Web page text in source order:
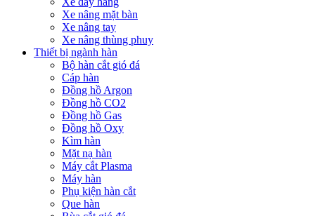
Xe nâng mặt bàn
Xe nâng tay
Xe nâng thùng phuy
Thiết bị ngành hàn
Bộ hàn cắt gió đá
Cáp hàn
Đồng hồ Argon
Đồng hồ CO2
Đồng hồ Gas
Đồng hồ Oxy
Kìm hàn
Mặt nạ hàn
Máy cắt Plasma
Máy hàn
Phụ kiện hàn cắt
Que hàn